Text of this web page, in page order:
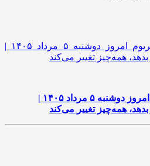
قیمت تتر، بیت‌کوین و اتریوم امروز دوشنبه ۵ مرداد ۱۴۰۵ |
همه‌چیز تغییر می‌کند